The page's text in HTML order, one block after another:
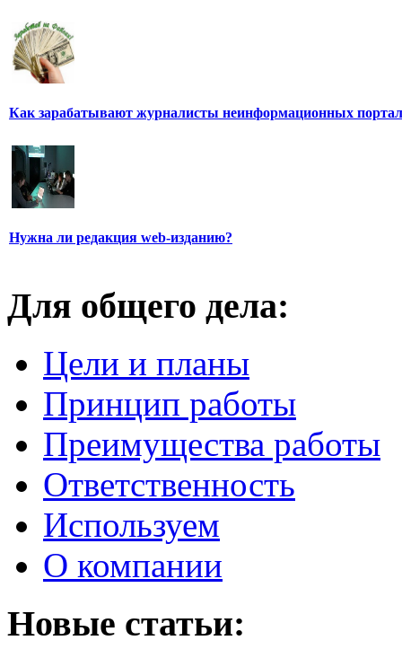
Как зарабатывают журналисты неинформационных
Нужна ли редакция web-изданию?
Для общего дела:
Цели и планы
Принцип работы
Преимущества работы
Ответственность
Используем
О компании
Новые статьи: